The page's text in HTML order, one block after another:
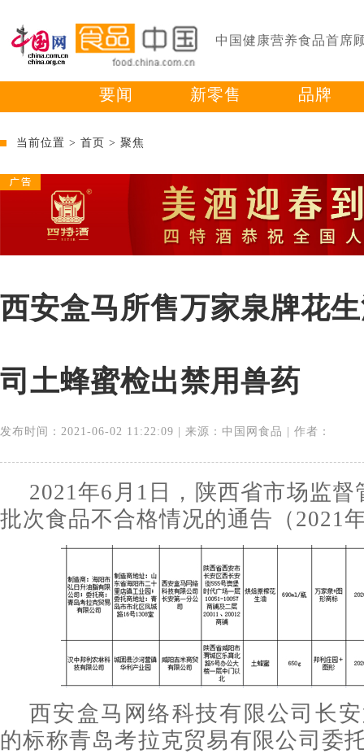
中国健康营养食品首席
要闻 新零售 品牌
当前位置 > 首页 > 聚焦
西安盒马所售万家泉牌花
司土蜂蜜检出禁用兽药
发布时间：2021-06-02 11:22:09 | 来源：中国网食品 | 作者：
2021年6月1日，陕西省市场监
批次食品不合格情况的通告（2021
西安盒马网络科技有限公司长
的标称青岛考拉克贸易有限公司委